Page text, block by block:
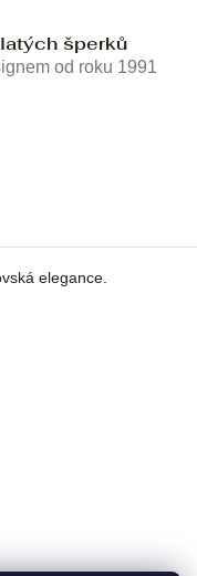
šperků
od roku 1991
elegance.